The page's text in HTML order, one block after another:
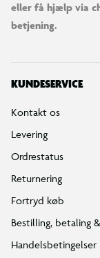
eller få hjælp via
betjening.
KUNDESERVICE
Kontakt os
Levering
Ordrestatus
Returnering
Fortryd køb
Bestilling, betaling
Handelsbetingelser